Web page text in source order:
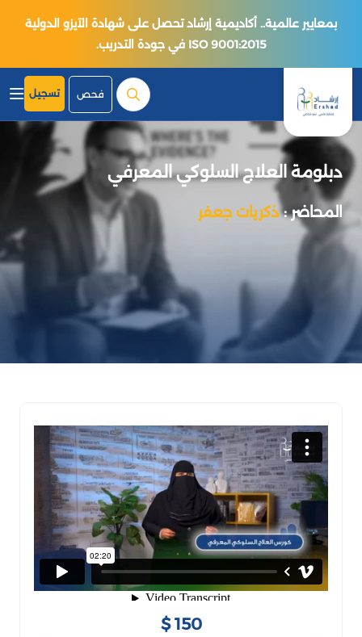
بمعايير عالمية.. أكاديمية إرشاد تحصل على شهادة الآيزو الدولية
ISO 9001:2015 في جودة التدريب.
فحص تسجيل
دبلومة العلاج السلوكي المعرفي
المحاضر :ذكريات جعفر
150 $